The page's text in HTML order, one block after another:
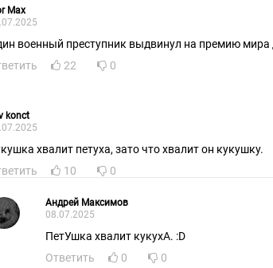
Max
военный преступник выдвинул на премию мира
22 0
konct
хвалит петуха, зато что хвалит он кукушку.
10 0
Андрей Максимов
08.07.2025
ПетУшка хвалит кукухА. :D
Ответить
0 0